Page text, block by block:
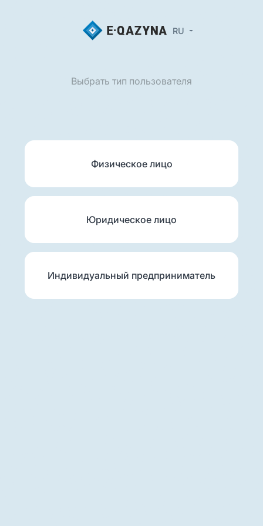
RU
Выбрать тип пользователя
Физическое лицо
Юридическое лицо
Индивидуальный предприниматель